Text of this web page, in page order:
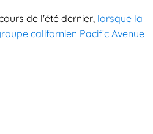
de l'été dernier, lorsque la
californien Pacific Avenue